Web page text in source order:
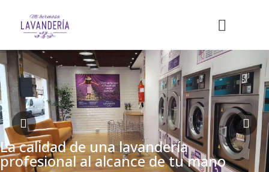
La calidad de una lavandería
profesional al alcance de tu mano